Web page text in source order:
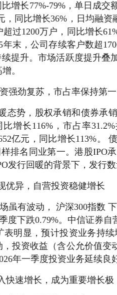
增长77%-79%，单日成
，同比增长36%，日均融
过1200万户，同比增长
末，公司存续客户数超
提升。市场活跃度提升
。
强劲复苏，市占率保持第
态势，股权承销和债券承
增长116%，市占率
亿元，同比增长113%。
排名同业第一。港股IPO
发行回暖的背景下，发行
优异，自营投资稳健增长
虽有波动， 沪深300指数
度下跌0.79%。中信证券
表明显，预计投资业务持
投资收益（含公允价值
年一季度投资业务延续
快速增长，成为重要增长极